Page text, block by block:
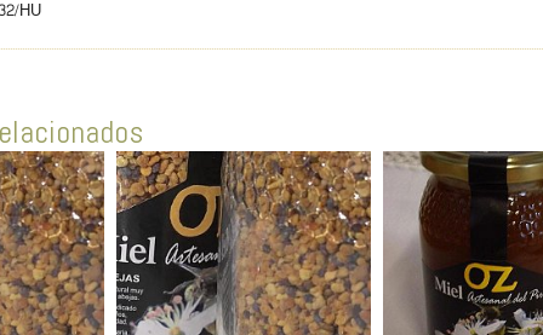
HU